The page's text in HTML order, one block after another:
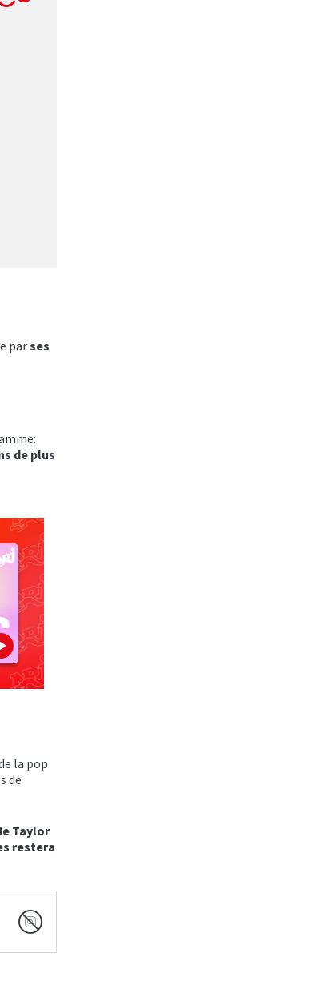
parses
de plus
la pop
de
Taylor
restera